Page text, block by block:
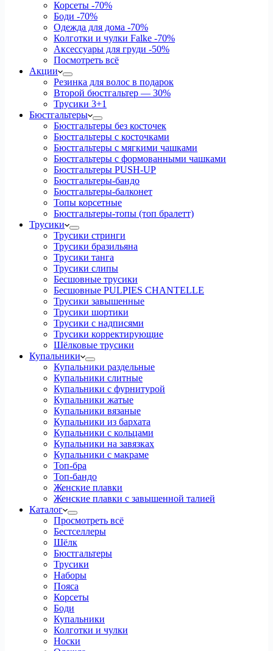
Корсеты -70%
Боди -70%
Одежда для дома -70%
Колготки и чулки Falke -70%
Аксессуары для груди -50%
Посмотреть всё
Акции
Резинка для волос в подарок
Второй бюстгальтер — 30%
Трусики 3+1
Бюстгальтеры
Бюстгальтеры без косточек
Бюстгальтеры с косточками
Бюстгальтеры с мягкими чашками
Бюстгальтеры с формованными чашками
Бюстгальтеры PUSH-UP
Бюстгальтеры-бандо
Бюстгальтеры-балконет
Топы корсетные
Бюстгальтеры-топы (топ бралетт)
Трусики
Трусики стринги
Трусики бразильяна
Трусики танга
Трусики слипы
Бесшовные трусики
Бесшовные PULPIES CHANTELLE
Трусики завышенные
Трусики шортики
Трусики с надписями
Трусики корректирующие
Шёлковые трусики
Купальники
Купальники раздельные
Купальники слитные
Купальники с фурнитурой
Купальники жатые
Купальники вязаные
Купальники из бархата
Купальники с кольцами
Купальники на завязках
Купальники с макраме
Топ-бра
Топ-бандо
Женские плавки
Женские плавки с завышенной талией
Каталог
Просмотреть всё
Бестселлеры
Шёлк
Бюстгальтеры
Трусики
Наборы
Пояса
Корсеты
Боди
Купальники
Колготки и чулки
Носки